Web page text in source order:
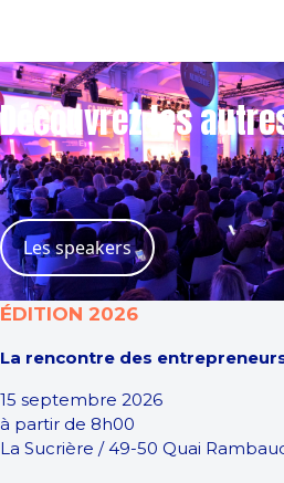
Découvrez les
Les speakers
ÉDITION 2026
La rencontre des
15 septembre 2026
à partir de 8h00
La Sucrière / 49-50 Quai